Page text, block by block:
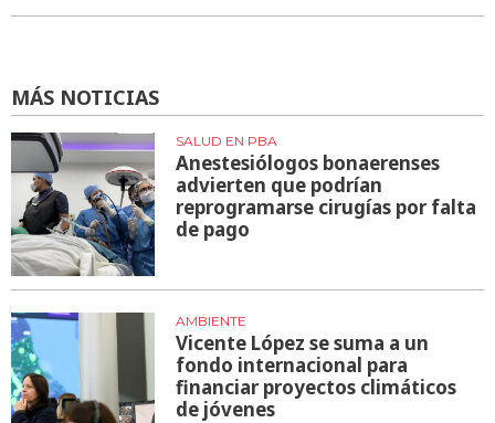
MÁS NOTICIAS
SALUD EN PBA
Anestesiólogos bonaerenses
advierten que podrían
reprogramarse cirugías por falta
de pago
AMBIENTE
Vicente López se suma a un
fondo internacional para
financiar proyectos climáticos
de jóvenes